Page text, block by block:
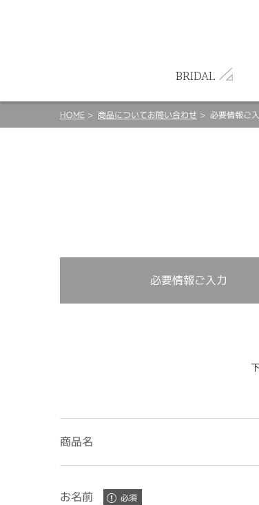
BRIDAL
HOME 商品についてお問い合わせ 必要情報ご
必要情報ご入力
商品名
お名前